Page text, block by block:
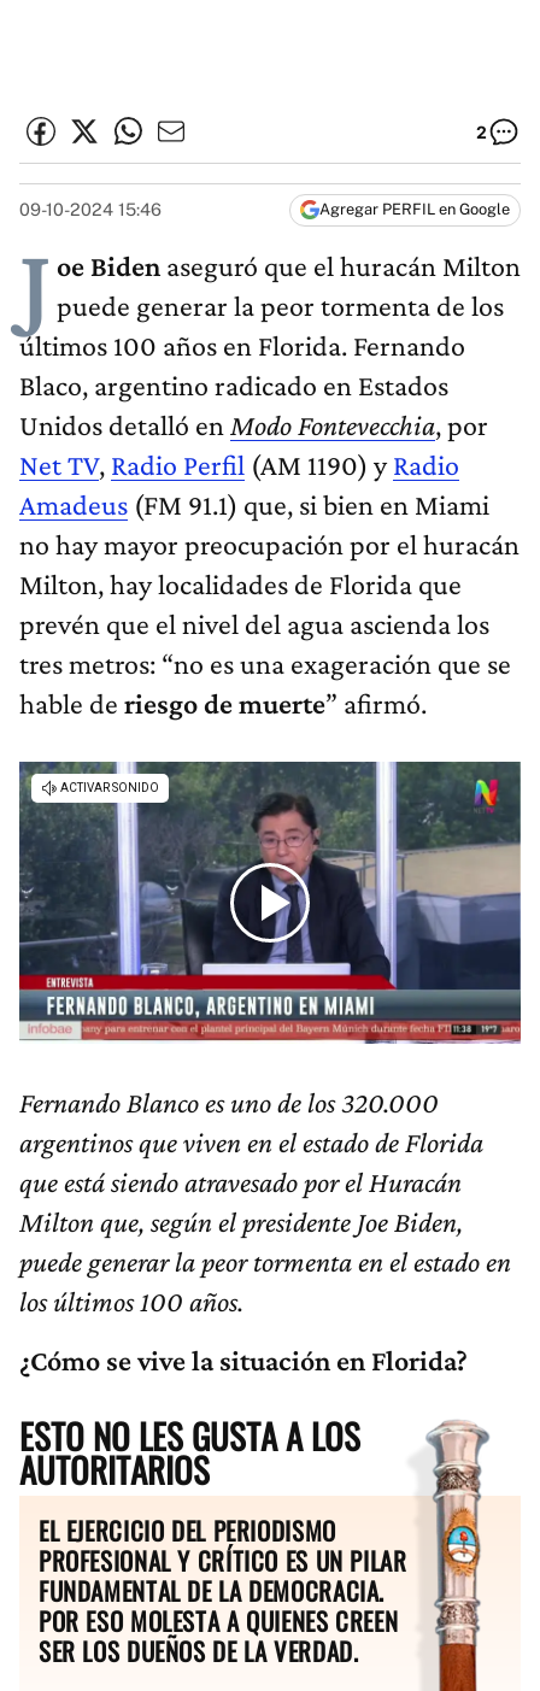
2
09-10-2024 15:46 Agregar PERFIL en Google
J oe Biden aseguró que el huracán Milton
puede generar la peor tormenta de los
últimos 100 años en Florida. Fernando
Blaco, argentino radicado en Estados
Unidos detalló en Modo Fontevecchia, por
Net TV, Radio Perfil (AM 1190) yRadio
Amadeus (FM 91.1) que, si bien en Miami
no hay mayor preocupación por el huracán
Milton, hay localidades de Florida que
prevén que el nivel del agua ascienda los
tres metros: “no es una exageración que se
hable de riesgo de muerte” afirmó.
Fernando Blanco es uno de los 320.000
argentinos que viven en el estado de Florida
que está siendo atravesado por el Huracán
Milton que, según el presidente Joe Biden,
puede generar la peor tormenta en el estado en
los últimos 100 años.
¿Cómo se vive la situación en Florida?
ESTO NO LES GUSTA A LOS
AUTORITARIOS
EL EJERCICIO DEL PERIODISMO
PROFESIONAL Y CRÍTICO ES UN PILAR
FUNDAMENTAL DE LA DEMOCRACIA.
POR ESO MOLESTA A QUIENES CREEN
SER LOS DUEÑOS DE LA VERDAD.